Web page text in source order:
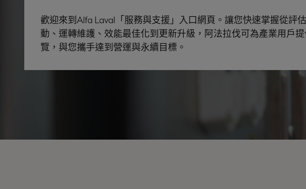
歡迎來到Alfa Laval「服務與支援」入口網頁。讓您快速掌握從評
動、運轉維護、效能最佳化到更新升級，阿法拉伐可為產業用戶
覽，與您攜手達到營運與永續目標。